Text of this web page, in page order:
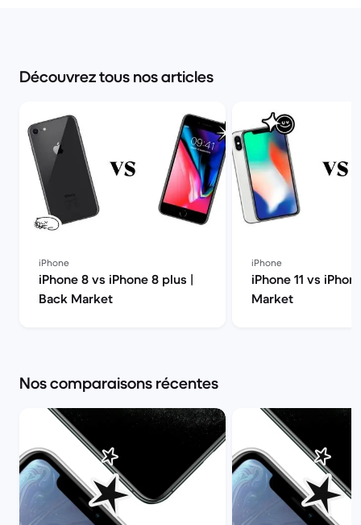
Découvrez tous nos articles
iPhone
iPhone 8 vs iPhone 8 plus |
Back Market
iPhone
iPhone 11 vs
Market
Nos comparaisons récentes